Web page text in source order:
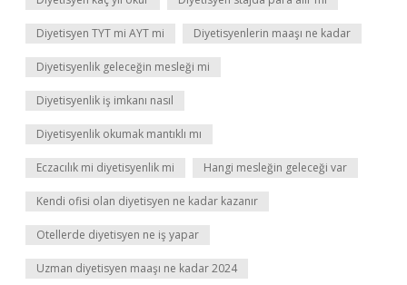
Diyetisyen TYT mi AYT mi Diyetisyenlerin maaşı ne kadar
Diyetisyenlik geleceğin mesleği mi
Diyetisyenlik iş imkanı nasıl
Diyetisyenlik okumak mantıklı mı
Eczacılık mi diyetisyenlik mi Hangi mesleğin geleceği var
Kendi ofisi olan diyetisyen ne kadar kazanır
Otellerde diyetisyen ne iş yapar
Uzman diyetisyen maaşı ne kadar 2024